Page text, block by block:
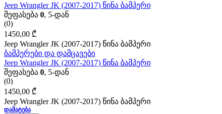
Jeep Wrangler JK (2007-2017) წინა ბამპერი
შეფასება 0, 5-დან
(0)
1450,00 ₾
Jeep Wrangler JK (2007-2017) წინა ბამპერი
ბამპერები და დამცავები
Jeep Wrangler JK (2007-2017) წინა ბამპერი
შეფასება 0, 5-დან
(0)
1450,00 ₾
Jeep Wrangler JK (2007-2017) წინა ბამპერი
ᲓᲐᲛᲐᲢᲔᲑᲐ